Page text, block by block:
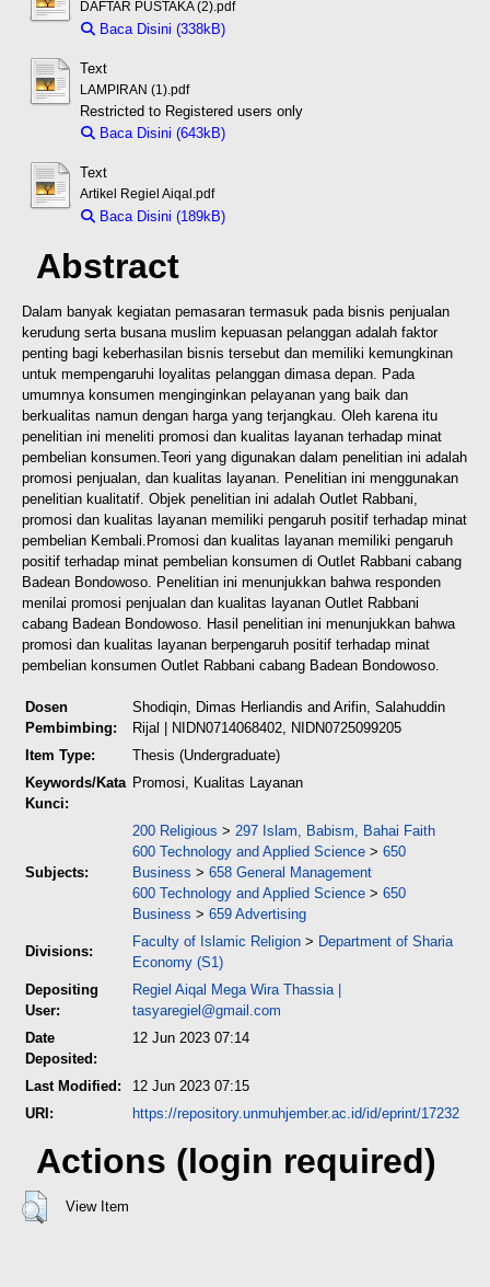
DAFTAR PUSTAKA (2).pdf
Baca Disini (338kB)
Text
LAMPIRAN (1).pdf
Restricted to Registered users only
Baca Disini (643kB)
Text
Artikel Regiel Aiqal.pdf
Baca Disini (189kB)
Abstract
Dalam banyak kegiatan pemasaran termasuk pada bisnis penjualan
kerudung serta busana muslim kepuasan pelanggan adalah faktor
penting bagi keberhasilan bisnis tersebut dan memiliki kemungkinan
untuk mempengaruhi loyalitas pelanggan dimasa depan. Pada
umumnya konsumen menginginkan pelayanan yang baik dan
berkualitas namun dengan harga yang terjangkau. Oleh karena itu
penelitian ini meneliti promosi dan kualitas layanan terhadap minat
pembelian konsumen. Teori yang digunakan dalam penelitian ini adalah
promosi penjualan, dan kualitas layanan. Penelitian ini menggunakan
penelitian kualitatif. Objek penelitian ini adalah Outlet Rabbani,
promosi dan kualitas layanan memiliki pengaruh positif terhadap minat
pembelian Kembali. Promosi dan kualitas layanan memiliki pengaruh
positif terhadap minat pembelian konsumen di Outlet Rabbani cabang
Badean Bondowoso. Penelitian ini menunjukkan bahwa responden
menilai promosi penjualan dan kualitas layanan Outlet Rabbani
cabang Badean Bondowoso. Hasil penelitian ini menunjukkan bahwa
promosi dan kualitas layanan berpengaruh positif terhadap minat
pembelian konsumen Outlet Rabbani cabang Badean Bondowoso.
Dosen
Pembimbing:
Shodiqin, Dimas Herliandis and Arifin, Salahuddin
Rijal | NIDN0714068402, NIDN0725099205
Item Type:
Thesis (Undergraduate)
Keywords/Kata
Kunci:
Promosi, Kualitas Layanan
Subjects:
200 Religious > 297 Islam, Babism, Bahai Faith
600 Technology and Applied Science > 650
Business > 658 General Management
600 Technology and Applied Science > 650
Business > 659 Advertising
Divisions:
Faculty of Islamic Religion > Department of Sharia
Economy (S1)
Depositing
User:
Regiel Aiqal Mega Wira Thassia |
tasyaregiel@gmail.com
Date
Deposited:
12 Jun 2023 07:14
Last Modified:
12 Jun 2023 07:15
URI:
https://repository.unmuhjember.ac.id/id/eprint/17232
Actions (login required)
View Item